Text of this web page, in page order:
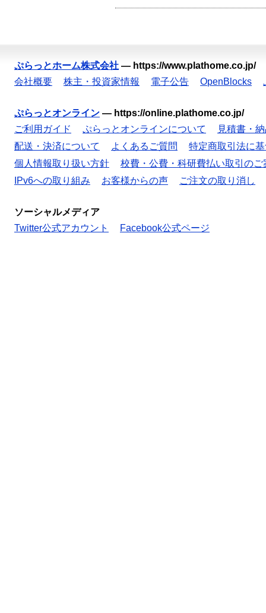
ぷらっとホーム株式会社 — https://www.plathome.co.jp/
会社概要
株主・投資家情報 電子公告 OpenBlocks
ぷらっとオンライン — https://online.plathome.co.jp/
ご利用ガイド
ぷらっとオンラインについて
見積書・
配送・決済について
よくあるご質問
特定商取引法に
個人情報取り扱い方針
校費・公費・科研費払い取引のご
IPv6への取り組み
お客様からの声 ご注文の取り消し
ソーシャルメディア
Twitter公式アカウント
Facebook公式ページ